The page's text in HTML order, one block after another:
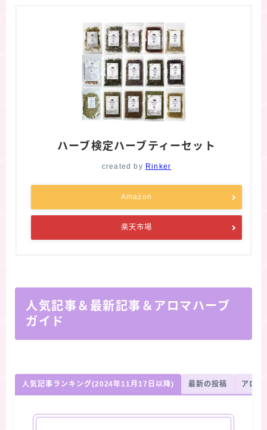
ハーブ検定ハーブティーセット
created by Rinker
Amazon
楽天市場
人気記事＆最新記事＆アロマハーブ
ガイド
人気記事ランキング(2024年11月17日以降) 最新の投稿 アロマ